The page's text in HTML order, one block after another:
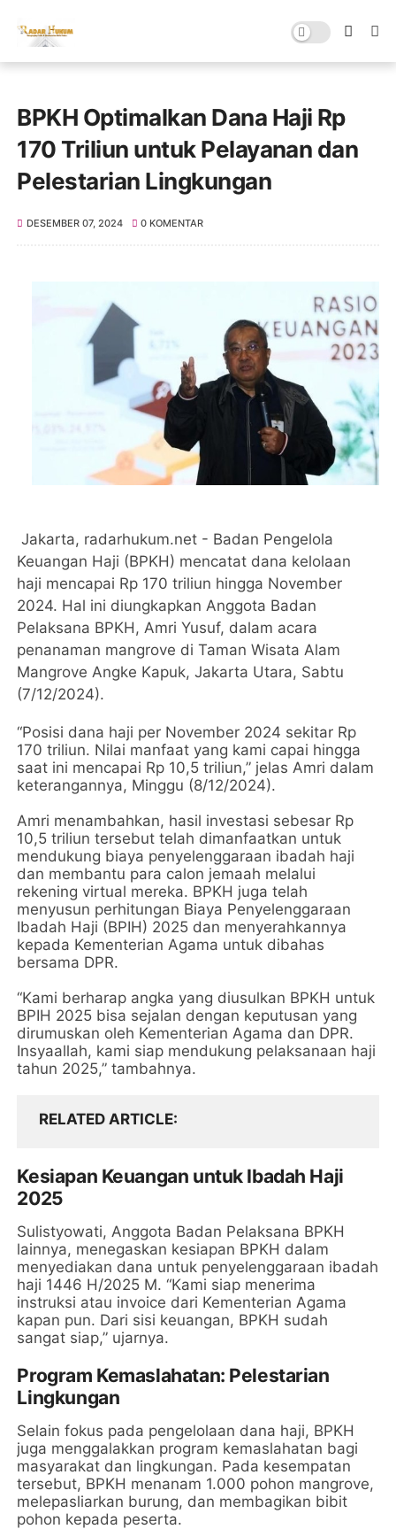
BPKH Optimalkan Dana Haji Rp
170 Triliun untuk Pelayanan dan
Pelestarian Lingkungan
DESEMBER 07, 2024 0 KOMENTAR
Jakarta, radarhukum.net - Badan Pengelola
Keuangan Haji (BPKH) mencatat dana kelolaan
haji mencapai Rp 170 triliun hingga November
2024. Hal ini diungkapkan Anggota Badan
Pelaksana BPKH, Amri Yusuf, dalam acara
penanaman mangrove di Taman Wisata Alam
Mangrove Angke Kapuk, Jakarta Utara, Sabtu
(7/12/2024).
“Posisi dana haji per November 2024 sekitar Rp
170 triliun. Nilai manfaat yang kami capai hingga
saat ini mencapai Rp 10,5 triliun,” jelas Amri dalam
keterangannya, Minggu (8/12/2024).
Amri menambahkan, hasil investasi sebesar Rp
10,5 triliun tersebut telah dimanfaatkan untuk
mendukung biaya penyelenggaraan ibadah haji
dan membantu para calon jemaah melalui
rekening virtual mereka. BPKH juga telah
menyusun perhitungan Biaya Penyelenggaraan
Ibadah Haji (BPIH) 2025 dan menyerahkannya
kepada Kementerian Agama untuk dibahas
bersama DPR.
“Kami berharap angka yang diusulkan BPKH untuk
BPIH 2025 bisa sejalan dengan keputusan yang
dirumuskan oleh Kementerian Agama dan DPR.
Insyaallah, kami siap mendukung pelaksanaan haji
tahun 2025,” tambahnya.
RELATED ARTICLE
Kesiapan Keuangan untuk Ibadah Haji
2025
Sulistyowati, Anggota Badan Pelaksana BPKH
lainnya, menegaskan kesiapan BPKH dalam
menyediakan dana untuk penyelenggaraan ibadah
haji 1446 H/2025 M. “Kami siap menerima
instruksi atau invoice dari Kementerian Agama
kapan pun. Dari sisi keuangan, BPKH sudah
sangat siap,” ujarnya.
Program Kemaslahatan: Pelestarian
Lingkungan
Selain fokus pada pengelolaan dana haji, BPKH
juga menggalakkan program kemaslahatan bagi
masyarakat dan lingkungan. Pada kesempatan
tersebut, BPKH menanam 1.000 pohon mangrove,
melepasliarkan burung, dan membagikan bibit
pohon kepada peserta.